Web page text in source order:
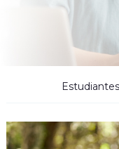
Estudiantes